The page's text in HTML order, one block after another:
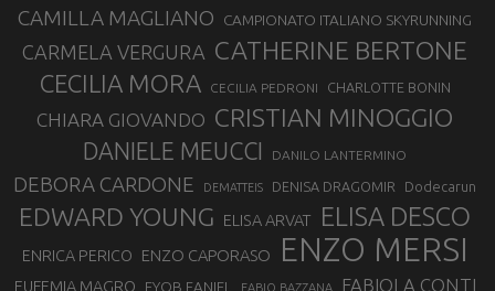
CAMILLA MAGLIANO CAMPIONATO ITALIANO SKYRUNNING
CARMELA VERGURA CATHERINE BERTONE
CECILIA MORA CECILIA PEDRONI CHARLOTTE BONIN
CHIARA GIOVANDO CRISTIAN MINOGGIO
DANIELE MEUCCI DANILO LANTERMINO
DEBORA CARDONE DEMATTEIS DENISA DRAGOMIR Dodecarun
EDWARD YOUNG ELISA ARVAT ELISA DESCO
ENRICA PERICO ENZO CAPORASO ENZO MERSI
EUFEMIA MAGRO EYOB FANIEL FABIO BAZZANA FABIOLA CONTI